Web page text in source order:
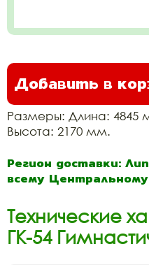
Добавить в
Размеры: Длина:
Высота: 2170 мм.
Регион доставки:
всему
Технические
ГК-54